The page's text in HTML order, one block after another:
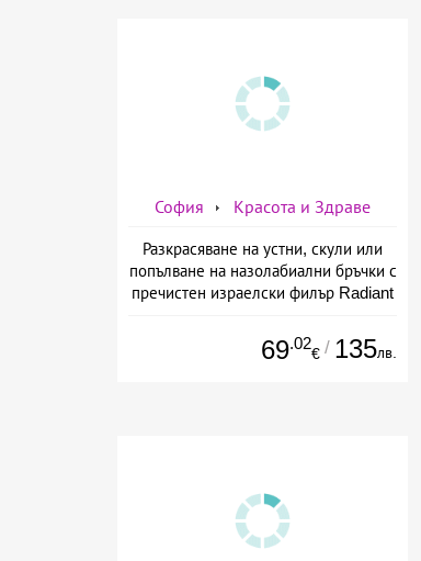
София Красота и Здраве
Разкрасяване на устни, скули или
попълване на назолабиални бръчки с
пречистен израелски филър Radiant
69.02
€ / 135лв.